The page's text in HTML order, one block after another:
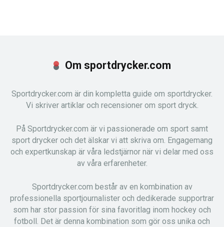
Om sportdrycker.com
Sportdrycker.com är din kompletta guide om sportdrycker.
Vi skriver artiklar och recensioner om sport dryck.
På Sportdrycker.com är vi passionerade om sport samt
sport drycker och det älskar vi att skriva om. Engagemang
och expertkunskap är våra ledstjärnor när vi delar med oss
av våra erfarenheter.
Sportdrycker.com består av en kombination av
professionella sportjournalister och dedikerade supportrar
som har stor passion för sina favoritlag inom hockey och
fotboll. Det är denna kombination som gör oss unika och